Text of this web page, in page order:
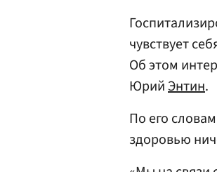
чувствует
Об этом
ЮрийЭнтин.
По его
здоровью